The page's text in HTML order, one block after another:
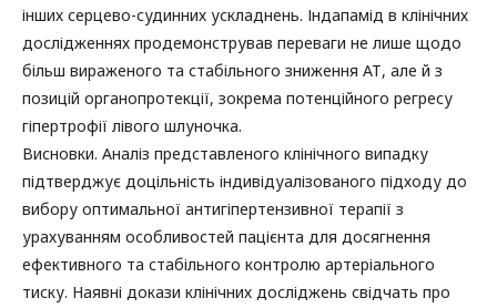
інших серцево-судинних ускладнень. Індапамід в клінічних
дослідженнях продемонстрував переваги не лише щодо
більш вираженого та стабільного зниження АТ, але й з
позицій органопротекції, зокрема потенційного регресу
гіпертрофії лівого шлуночка.
Висновки. Аналіз представленого клінічного випадку
підтверджує доцільність індивідуалізованого підходу до
вибору оптимальної антигіпертензивної терапії з
урахуванням особливостей пацієнта для досягнення
ефективного та стабільного контролю артеріального
тиску. Наявні докази клінічних досліджень свідчать про